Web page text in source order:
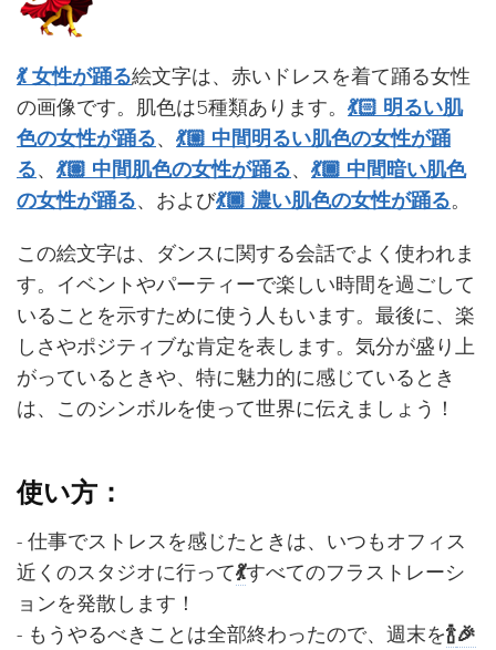
💃 女性が踊る絵文字は、赤いドレスを着て踊る女性
の画像です。肌色は5種類あります。 💃🏻 明るい肌
色の女性が踊る、 💃🏼 中間明るい肌色の女性が踊
る、 💃🏽 中間肌色の女性が踊る、 💃🏾 中間暗い肌色
の女性が踊る、および💃🏿 濃い肌色の女性が踊る。
この絵文字は、ダンスに関する会話でよく使われま
す。イベントやパーティーで楽しい時間を過ごして
いることを示すために使う人もいます。最後に、楽
しさやポジティブな肯定を表します。気分が盛り上
がっているときや、特に魅力的に感じているとき
は、このシンボルを使って世界に伝えましょう！
使い方：
- 仕事でストレスを感じたときは、いつもオフィス
近くのスタジオに行って💃すべてのフラストレーシ
ョンを発散します！
- もうやるべきことは全部終わったので、週末を🍾🎉